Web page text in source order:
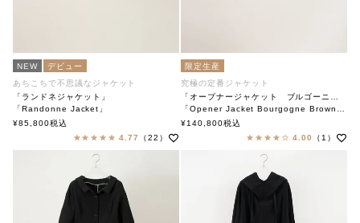
NEW
デビュー
あちこちで不思議なジャケット
「ランドネジャケット」
「Randonne Jacket」
soutiencollar（ステンカラー）
¥85,800税込
4.77
（22）
限定生産
究極の定番ジャケット
「オープナージャケット ブルゴーニュチェックブラウン」
「Opener Jacket Bourgogne Brown Check」
soutiencollar
¥140,800税込
4.00
（1）